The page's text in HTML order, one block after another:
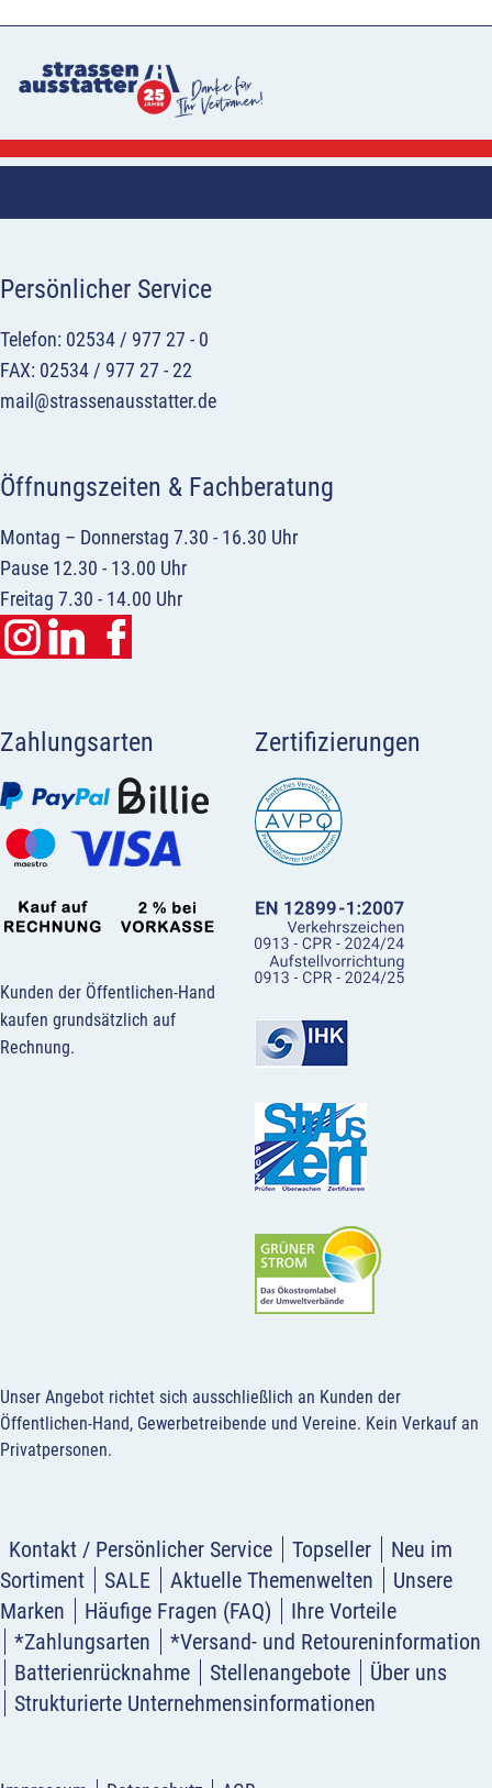
Persönlicher Service
Telefon: 02534 / 977 27 - 0
FAX: 02534 / 977 27 - 22
mail@strassenausstatter.de
Öffnungszeiten & Fachberatung
Montag – Donnerstag 7.30 - 16.30 Uhr
Pause 12.30 - 13.00 Uhr
Freitag 7.30 - 14.00 Uhr
Zahlungsarten
Kunden der Öffentlichen-Hand
kaufen grundsätzlich auf
Rechnung.
Zertifizierungen
Unser Angebot richtet sich ausschließlich an Kunden der
Öffentlichen-Hand, Gewerbetreibende und Vereine. Kein Verkauf an
Privatpersonen.
Kontakt / Persönlicher Service Topseller
Neu im
Sortiment
SALE Aktuelle Themenwelten
Unsere
Marken
Häufige Fragen (FAQ)
Ihre Vorteile
*Zahlungsarten
*Versand- und Retoureninformation
Batterienrücknahme
Stellenangebote
Über uns
Strukturierte Unternehmensinformationen